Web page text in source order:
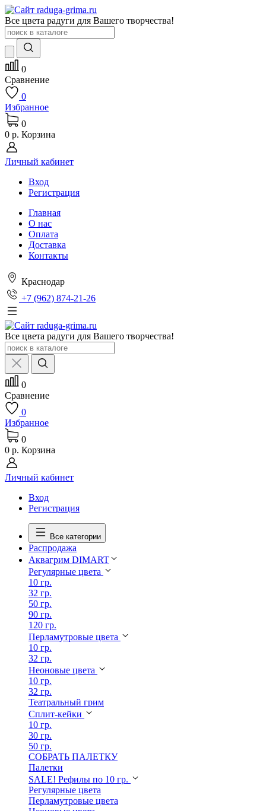
Все цвета радуги для Вашего творчества!
0
Сравнение
0
Избранное
0
0 р. Корзина
Личный кабинет
Вход
Регистрация
Главная
О нас
Оплата
Доставка
Контакты
Краснодар
+7 (962) 874-21-26
Все цвета радуги для Вашего творчества!
0
Сравнение
0
Избранное
0
0 р. Корзина
Личный кабинет
Вход
Регистрация
Все категории
Распродажа
Аквагрим DIMART
Регулярные цвета
10 гр.
32 гр.
50 гр.
90 гр.
120 гр.
Перламутровые цвета
10 гр.
32 гр.
Неоновые цвета
10 гр.
32 гр.
Театральный грим
Сплит-кейки
10 гр.
30 гр.
50 гр.
СОБРАТЬ ПАЛЕТКУ
Палетки
SALE! Рефилы по 10 гр.
Регулярные цвета
Перламутровые цвета